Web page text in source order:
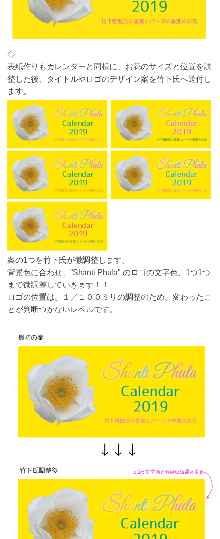
◇
表紙作りもカレンダーと同様に、 お花のサイズと位置を調
整した後、タイトルやロゴのデザイン案を竹下氏へ送付し
ます。
案の1つを竹下氏が微調整します。
背景色に合わせ、”Shanti Phula" のロゴの文字色、1つ1つ
まで微調整していきます！！
ロゴの位置は、１／１００ミリの調整のため、変わったこ
とが判断つかないレベルです。